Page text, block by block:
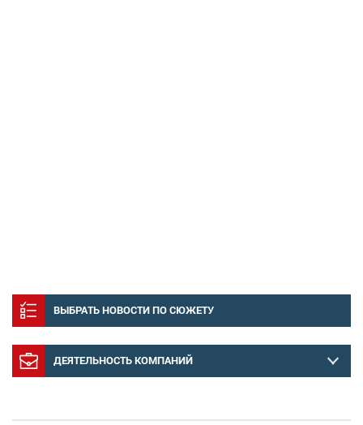
ВЫБРАТЬ НОВОСТИ ПО СЮЖЕТУ
ДЕЯТЕЛЬНОСТЬ КОМПАНИЙ